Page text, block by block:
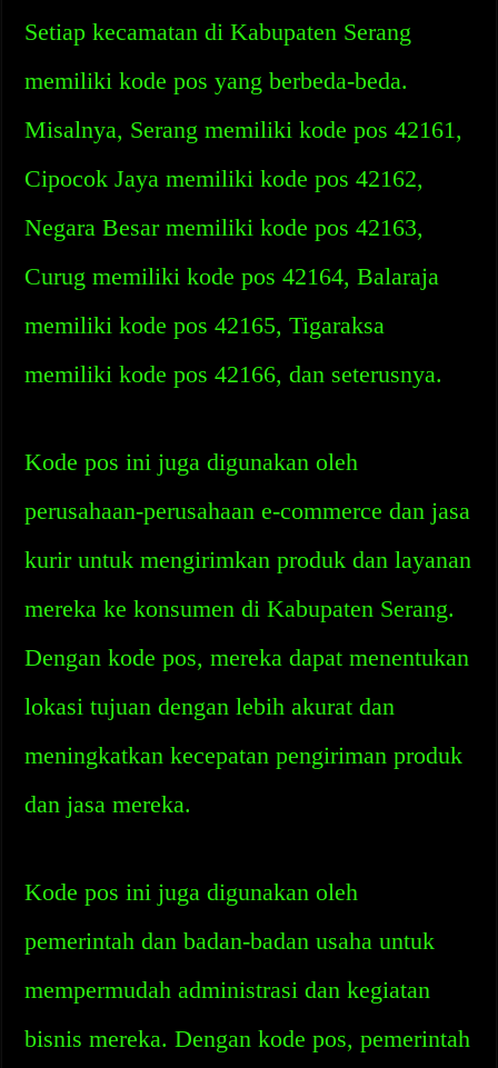
Setiap kecamatan di Kabupaten Serang
memiliki kode pos yang berbeda-beda.
Misalnya, Serang memiliki kode pos 42161,
Cipocok Jaya memiliki kode pos 42162,
Negara Besar memiliki kode pos 42163,
Curug memiliki kode pos 42164, Balaraja
memiliki kode pos 42165, Tigaraksa
memiliki kode pos 42166, dan seterusnya.
Kode pos ini juga digunakan oleh
perusahaan-perusahaan e-commerce dan jasa
kurir untuk mengirimkan produk dan layanan
mereka ke konsumen di Kabupaten Serang.
Dengan kode pos, mereka dapat menentukan
lokasi tujuan dengan lebih akurat dan
meningkatkan kecepatan pengiriman produk
dan jasa mereka.
Kode pos ini juga digunakan oleh
pemerintah dan badan-badan usaha untuk
mempermudah administrasi dan kegiatan
bisnis mereka. Dengan kode pos, pemerintah